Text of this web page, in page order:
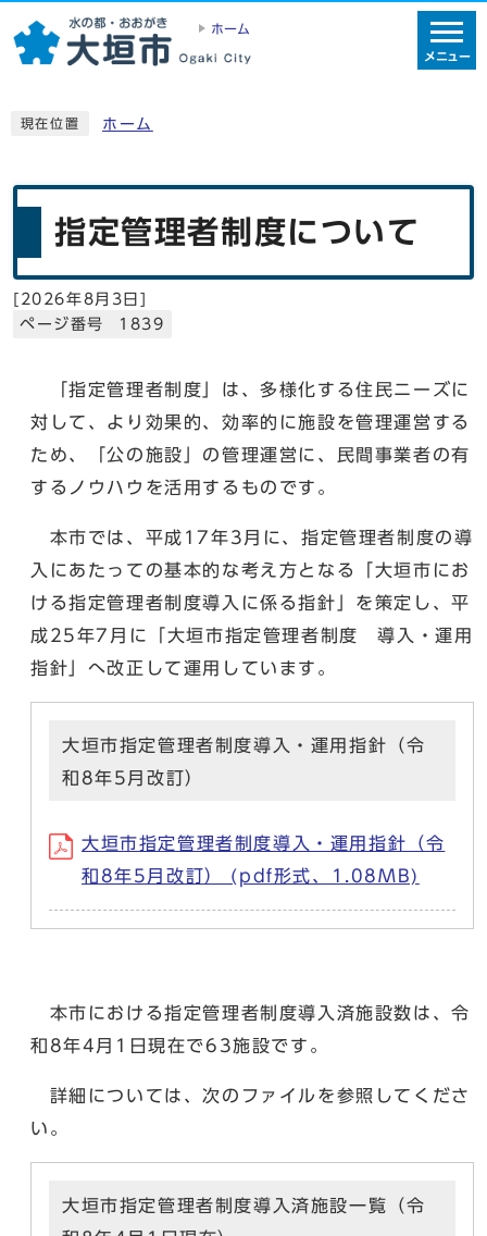
ホーム
メニュー
現在位置 ホーム
指定管理者制度について
[ 2026年8月3日]
ページ番号 1839
「指定管理者制度」は、多様化する住民ニーズに
対して、より効果的、効率的に施設を管理運営する
ため、「公の施設」の管理運営に、民間事業者の有
するノウハウを活用するものです。
本市では、平成17年3月に、指定管理者制度の導
入にあたっての基本的な考え方となる「大垣市にお
ける指定管理者制度導入に係る指針」を策定し、平
成25年7月に「大垣市指定管理者制度 導入・運用
指針」へ改正して運用しています。
大垣市指定管理者制度導入・運用指針（令
和8年5月改訂）
大垣市指定管理者制度導入・運用指針（令
和8年5月改訂） (pdf形式、1.08MB)
本市における指定管理者制度導入済施設数は、令
和8年4月1日現在で63施設です。
詳細については、次のファイルを参照してくださ
い。
大垣市指定管理者制度導入済施設一覧（令